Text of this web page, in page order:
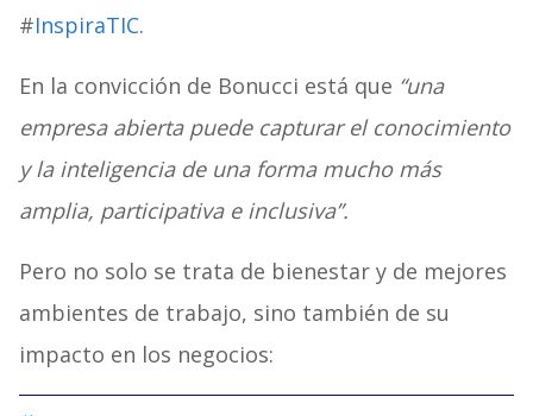
#InspiraTIC.
En la convicción de Bonucci está que “una
empresa abierta puede capturar el conocimiento
y la inteligencia de una forma mucho más
amplia, participativa e inclusiva”.
Pero no solo se trata de bienestar y de mejores
ambientes de trabajo, sino también de su
impacto en los negocios: